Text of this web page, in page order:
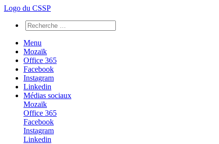
Logo du CSSP
Menu
Mozaïk
Office 365
Facebook
Instagram
Linkedin
Médias sociaux
Mozaïk
Office 365
Facebook
Instagram
Linkedin